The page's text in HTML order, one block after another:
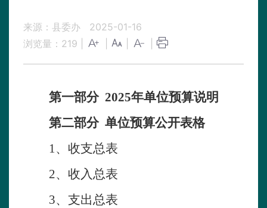
来源：县委办
2025-01-16
浏览量： 219
第一部分 2025年单位预算说明
第二部分 单位预算公开表格
1、收支总表
2、收入总表
3、支出总表